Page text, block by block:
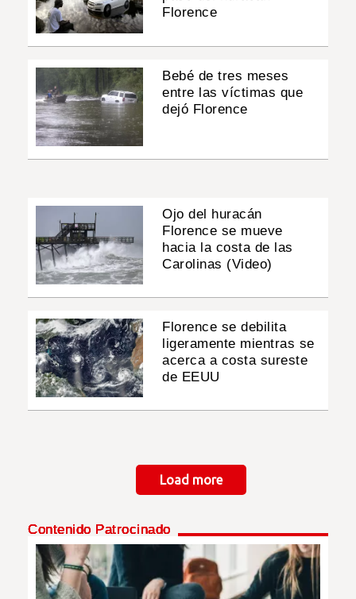
Florence
Bebé de tres meses
entre las víctimas que
dejó Florence
Ojo del huracán
Florence se mueve
hacia la costa de las
Carolinas (Video)
Florence se debilita
ligeramente mientras se
acerca a costa sureste
de EEUU
Load more
Contenido Patrocinado